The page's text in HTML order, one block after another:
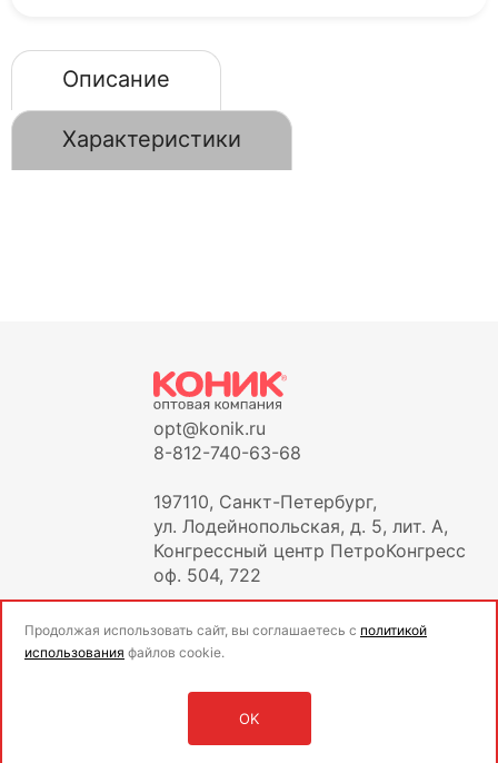
Описание
Характеристики
opt@konik.ru
8-812-740-63-68
197110, Санкт-Петербург,
ул. Лодейнопольская, д. 5, лит. А,
Конгрессный центр ПетроКонгресс
оф. 504, 722
Оставить заявку
Продолжая использовать сайт, вы соглашаетесь с политикой
использования файлов cookie.
OK